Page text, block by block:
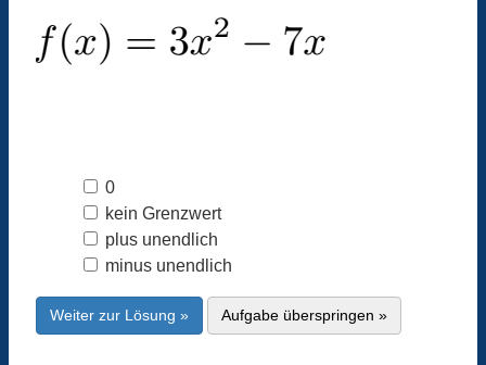
0
kein Grenzwert
plus unendlich
minus unendlich
Weiter zur Lösung » Aufgabe überspringen »